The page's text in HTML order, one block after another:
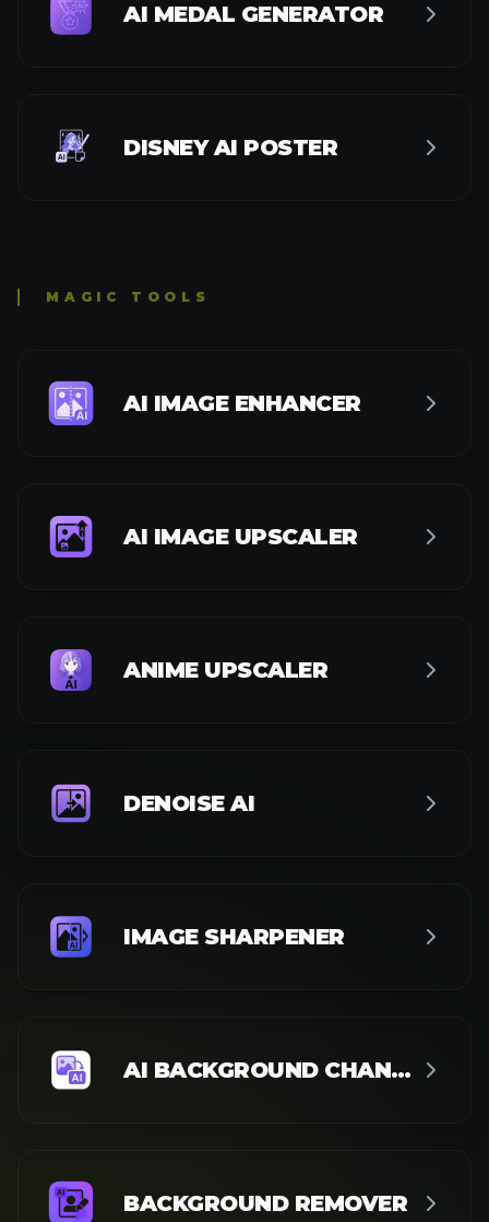
AI MEDAL GENERATOR
DISNEY AI POSTER
MAGIC TOOLS
AI IMAGE ENHANCER
AI IMAGE UPSCALER
ANIME UPSCALER
DENOISE AI
IMAGE SHARPENER
AI BACKGROUND CHANGER
BACKGROUND REMOVER